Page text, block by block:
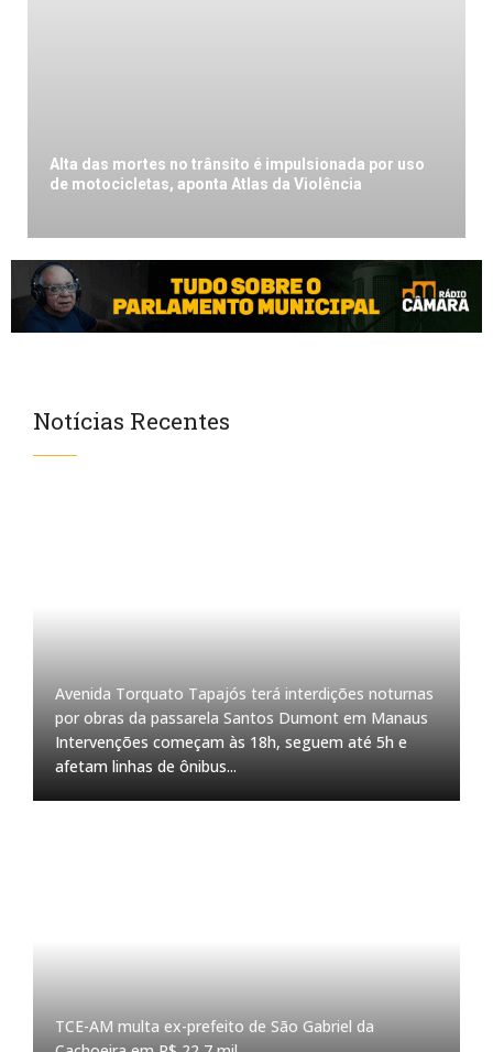
Alta das mortes no trânsito é impulsionada por uso
de motocicletas, aponta Atlas da Violência
Notícias Recentes
Avenida Torquato Tapajós terá interdições noturnas
por obras da passarela Santos Dumont em Manaus
Intervenções começam às 18h, seguem até 5h e
afetam linhas de ônibus...
TCE-AM multa ex-prefeito de São Gabriel da